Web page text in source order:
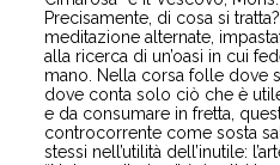
Precisamente, di cosa si
meditazione alternate,
alla ricerca di un’oasi in cui
mano. Nella corsa folle dove
dove conta solo ciò che è
e da consumare in fretta,
controcorrente come sosta
stessi nell’utilità dell’inutile: